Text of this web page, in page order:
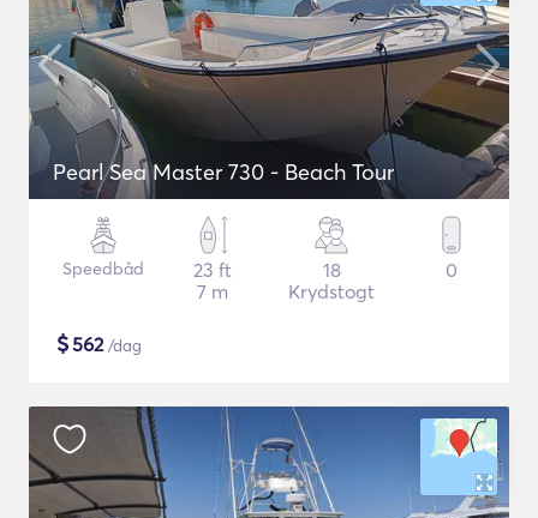
Pearl Sea Master 730 - Beach Tour
Speedbåd
23 ft
7 m
18
Krydstogt
0
$562/dag